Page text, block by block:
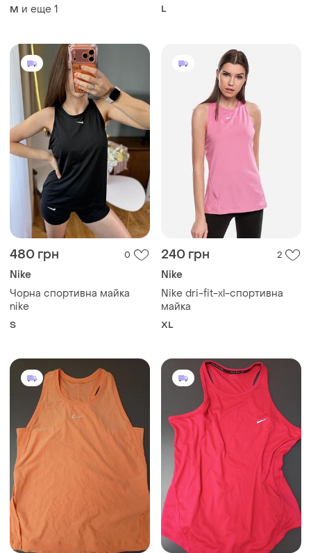
виконана з технологією dri-
fit для відведення вологи.
M и еще 1 L
480 грн 0
Nike
Чорна спортивна майка
nike
S
240 грн 2
Nike
Nike dri-fit-xl-спортивна
майка
XL